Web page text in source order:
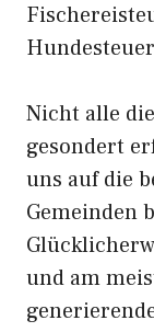
Nicht alle
gesondert
uns auf die
Gemeinden
und am